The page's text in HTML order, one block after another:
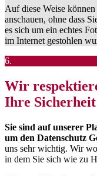
Auf diese Weise
anschauen, ohne dass
es sich um ein echtes
im Internet gestohlen
6.
Wir
Ihre Sicherheit
Sie sind auf unserer
um den Datenschutz
uns sehr wichtig. Wir
in dem Sie sich wie zu